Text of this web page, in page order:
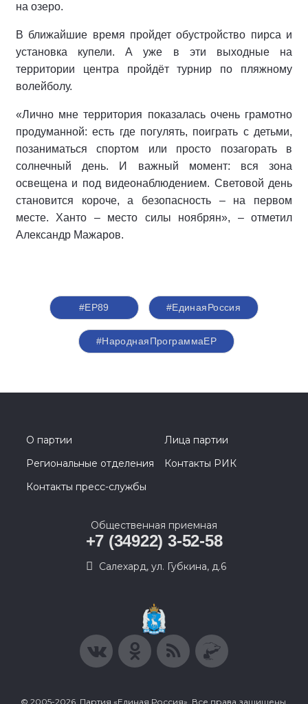
на озеро.
В ближайшие время пройдет обустройство пирса и
установка купели. А уже в эти выходные на
территории центра пройдёт турнир по пляжному
волейболу.
«Лично мне территория показалась очень грамотно
продуманной: есть где погулять, поиграть с детьми,
позаниматься спортом или просто позагорать в
солнечный день. И важный момент: вся зона
освещена и под видеонаблюдением. Световой день
становится короче, а безопасность – на первом
месте. Ханто – место силы ноябрян», – отметил
Александр Мажаров.
#ЕР89 #‎ЕдинаяРоссия
#НароднаяПрограммаЕР
О партии
Лица партии
Региональные отделения
Контакты РИК
Контакты пресс-службы
Общественная приемная
+7 (34922) 3-52-58
Салехард, ул. Губкина, д.6
© 2005-2026, Партия «Единая Россия». Все права защищены.